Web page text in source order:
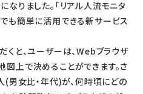
なりました。「リアル人流モニタ
も簡単に活用できる新サービス
くと、ユーザーは、Webブラウザ
上で決めることができます。さ
(男女比・年代)が、何時頃にどの